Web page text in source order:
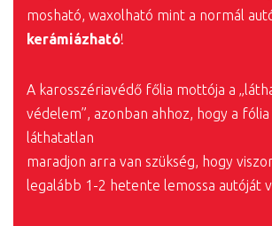
mosható, waxolható mint a normál
kerámiázható!
A karosszériavédő főlia mottója a
védelem”, azonban ahhoz, hogy a
láthatatlan
maradjon arra van szükség, hogy
legalább 1-2 hetente lemossa autóját